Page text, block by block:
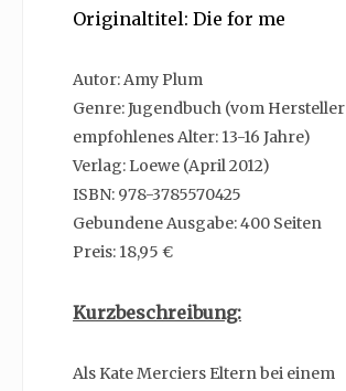
Originaltitel: Die for me
Autor: Amy Plum
Genre: Jugendbuch (vom Hersteller
empfohlenes Alter: 13-16 Jahre)
Verlag: Loewe (April 2012)
ISBN: 978-3785570425
Gebundene Ausgabe: 400 Seiten
Preis: 18,95 €
Kurzbeschreibung:
Als Kate Merciers Eltern bei einem